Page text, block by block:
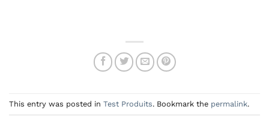
This entry was posted in Test Produits. Bookmark the permalink.